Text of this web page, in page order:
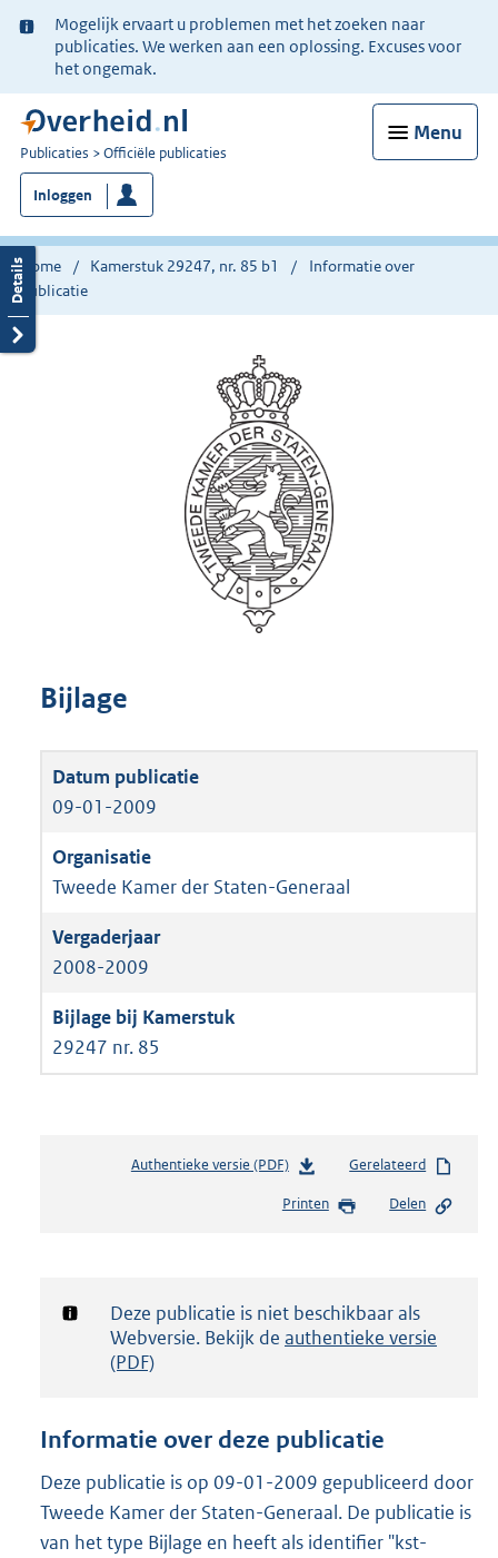
Ter
informatie:
Mogelijk ervaart u problemen met het zoeken naar
publicaties. We werken aan een oplossing. Excuses voor
het ongemak.
Menu
U
bent
nu
hier:
Publicaties Officiële publicaties
Inloggen
Home Kamerstuk 29247, nr. 85 b1
Informatie over
publicatie
Bijlage
09-01-2009
Tweede Kamer der Staten-Generaal
2008-2009
29247 nr. 85
Authentieke versie (PDF)b
s
d
g
t
e
:
1
Gerelateerd
Printen Delen
Notificatie:
Deze publicatie is niet beschikbaar als
Webversie. Bekijk de authentieke versie
(PDF)
Informatie over deze publicatie
Deze publicatie is op 09-01-2009 gepubliceerd door
Tweede Kamer der Staten-Generaal. De publicatie is
van het type Bijlage en heeft als identifier "kst-